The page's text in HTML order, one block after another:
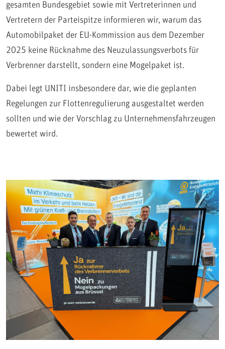
gesamten Bundesgebiet sowie mit Vertreterinnen und
Vertretern der Parteispitze informieren wir, warum das
Automobilpaket der EU-Kommission aus dem Dezember
2025 keine Rücknahme des Neuzulassungsverbots für
Verbrenner darstellt, sondern eine Mogelpaket ist.
Dabei legt UNITI insbesondere dar, wie die geplanten
Regelungen zur Flottenregulierung ausgestaltet werden
sollten und wie der Vorschlag zu Unternehmensfahrzeugen
bewertet wird.